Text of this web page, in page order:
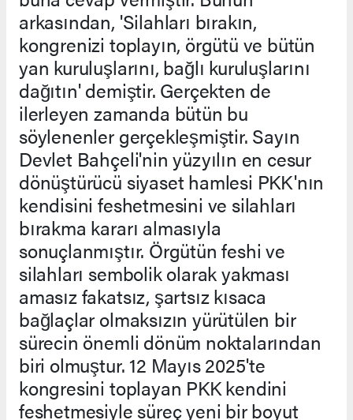
arkasından, 'Silahları bırakın,
kongrenizi toplayın, örgütü ve bütün
yan kuruluşlarını, bağlı kuruluşlarını
dağıtın' demiştir. Gerçekten de
ilerleyen zamanda bütün bu
söylenenler gerçekleşmiştir. Sayın
Devlet Bahçeli'nin yüzyılın en cesur
dönüştürücü siyaset hamlesi PKK'nın
kendisini feshetmesini ve silahları
bırakma kararı almasıyla
sonuçlanmıştır. Örgütün feshi ve
silahları sembolik olarak yakması
amasız fakatsız, şartsız kısaca
bağlaçlar olmaksızın yürütülen bir
sürecin önemli dönüm noktalarından
biri olmuştur. 12 Mayıs 2025'te
kongresini toplayan PKK kendini
feshetmesiyle süreç yeni bir boyut